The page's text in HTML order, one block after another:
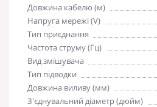
Довжина кабелю (м)
Напруга мережі (V)
Тип приєднання
Частота струму (Гц)
Вид змішувача
Тип підводки
Довжина виливу (мм)
З'єднувальний діаметр (дюйм)